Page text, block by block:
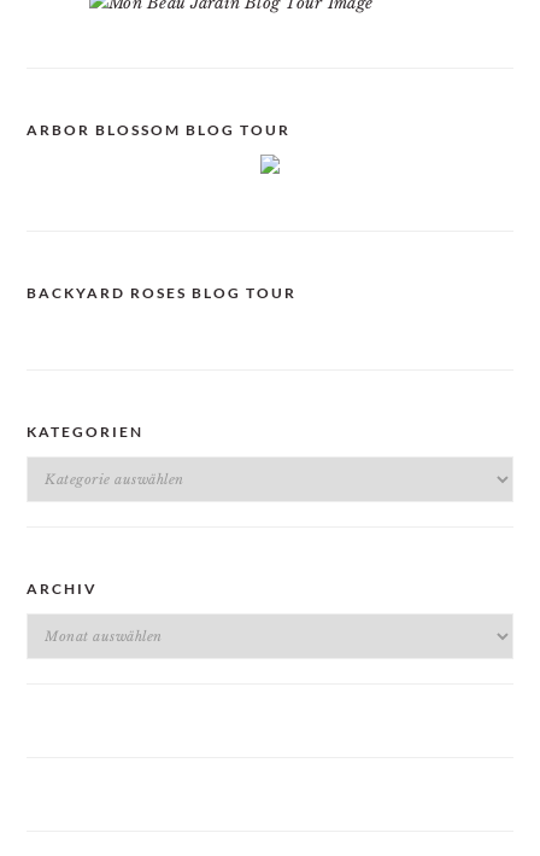
ARBOR BLOSSOM BLOG TOUR
BACKYARD ROSES BLOG TOUR
KATEGORIEN
Kategorien
ARCHIV
Archiv